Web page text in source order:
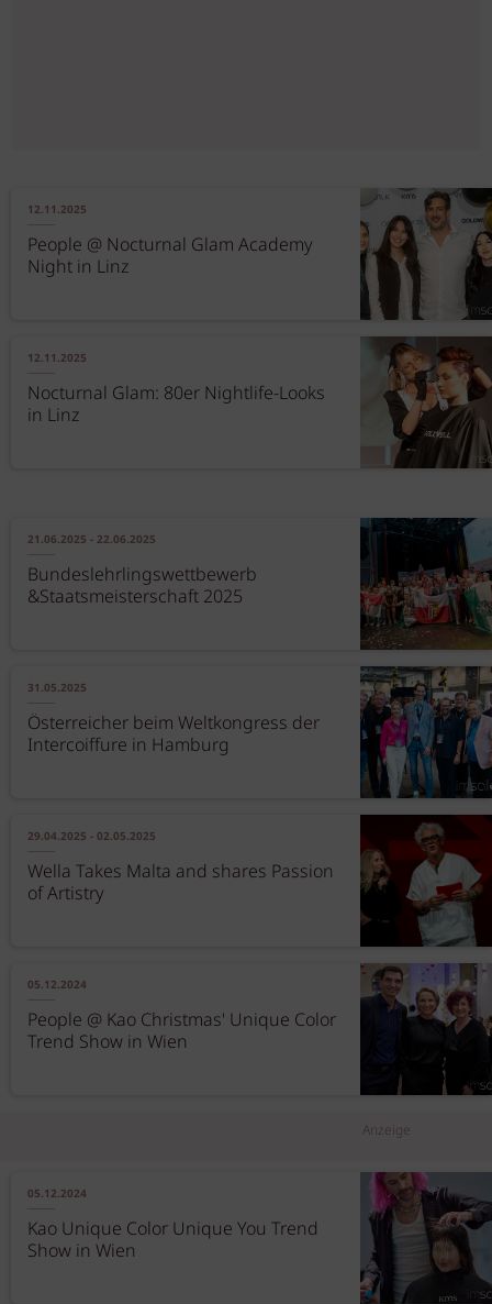
12.11.2025
People @ Nocturnal Glam Academy
Night in Linz
12.11.2025
Nocturnal Glam: 80er Nightlife-Looks
in Linz
21.06.2025 - 22.06.2025
Bundeslehrlingswettbewerb
&Staatsmeisterschaft 2025
31.05.2025
Österreicher beim Weltkongress der
Intercoiffure in Hamburg
29.04.2025 - 02.05.2025
Wella Takes Malta and shares Passion
of Artistry
05.12.2024
People @ Kao Christmas' Unique Color
Trend Show in Wien
Anzeige
05.12.2024
Kao Unique Color Unique You Trend
Show in Wien